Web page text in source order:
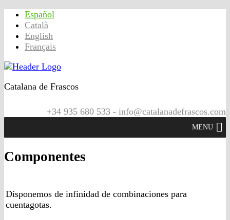
Español
Català
English
Français
Catalana de Frascos
+34 935 680 533 - info@catalanadefrascos.com
MENU
Componentes
Disponemos de infinidad de combinaciones para
cuentagotas.